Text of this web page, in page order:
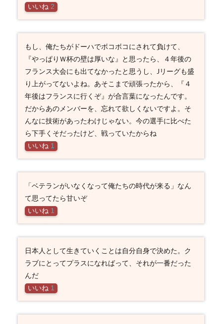
いいね 2
もし、俺たちがドーハでボコボコにされて負けて、
『やっぱりＷ杯の壁は厚いな』と思ったら、４年後の
フランス大会にも出てなかったと思うし、Jリーグも盛
り上がってないよね。あそこまで頑張ったから、『４
年後はフランスに行くぞ』が合言葉になったんです。
だからあのメンバーを、忘れて欲しくないですよ。そ
んなに技術があったわけじゃない。今の選手に比べた
ら下手くそだったけど、戦っていたからね
いいね 1
「ベテランがいなくなって俺たちの時代が来る」なん
て思ってたら甘いぞ
いいね 1
日本人として生きていくことは自分自身で決めた。ク
ラブにとってプラスになればって、それが一番だった
んだ
いいね 1